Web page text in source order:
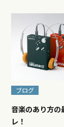
ブログ
音楽のあり方の
レ！